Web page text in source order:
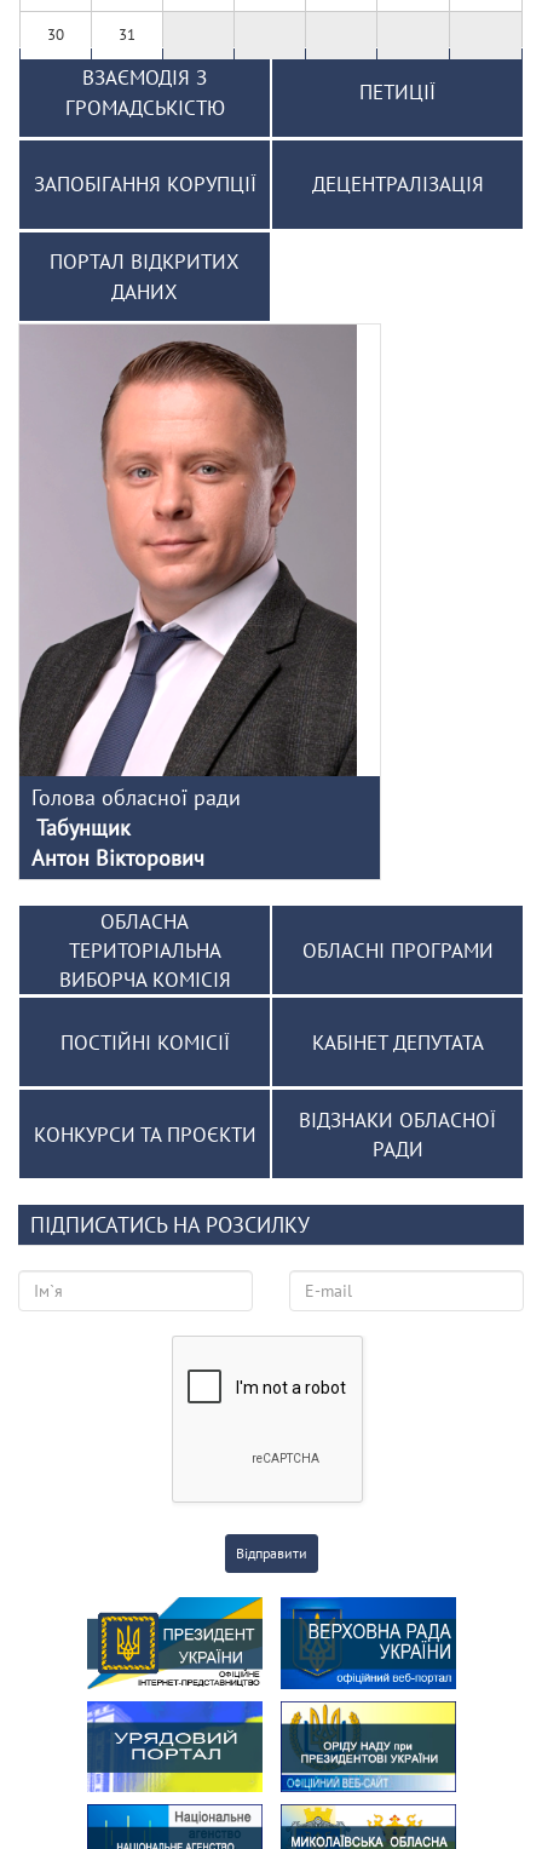
30 31
ВЗАЄМОДІЯ З
ГРОМАДСЬКІСТЮ
ПЕТИЦІЇ
ЗАПОБІГАННЯ КОРУПЦІЇ ДЕЦЕНТРАЛІЗАЦІЯ
ПОРТАЛ ВІДКРИТИХ
ДАНИХ
Голова обласної ради
Табунщик
Антон Вікторович
ОБЛАСНА
ТЕРИТОРІАЛЬНА
ВИБОРЧА КОМІСІЯ
ОБЛАСНІ ПРОГРАМИ
ПОСТІЙНІ КОМІСІЇ КАБІНЕТ ДЕПУТАТА
КОНКУРСИ ТА ПРОЄКТИ
ВІДЗНАКИ ОБЛАСНОЇ
РАДИ
ПІДПИСАТИСЬ НА РОЗСИЛКУ
Відправити